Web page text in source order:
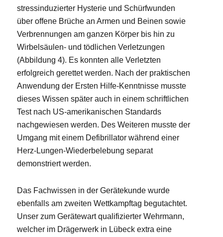
stressinduzierter Hysterie und Schürfwunden
über offene Brüche an Armen und Beinen sowie
Verbrennungen am ganzen Körper bis hin zu
Wirbelsäulen- und tödlichen Verletzungen
(Abbildung 4). Es konnten alle Verletzten
erfolgreich gerettet werden. Nach der praktischen
Anwendung der Ersten Hilfe-Kenntnisse musste
dieses Wissen später auch in einem schriftlichen
Test nach US-amerikanischen Standards
nachgewiesen werden. Des Weiteren musste der
Umgang mit einem Defibrillator während einer
Herz-Lungen-Wiederbelebung separat
demonstriert werden.
Das Fachwissen in der Gerätekunde wurde
ebenfalls am zweiten Wettkampftag begutachtet.
Unser zum Gerätewart qualifizierter Wehrmann,
welcher im Drägerwerk in Lübeck extra eine